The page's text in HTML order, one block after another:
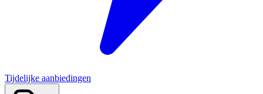
Tijdelijke aanbiedingen